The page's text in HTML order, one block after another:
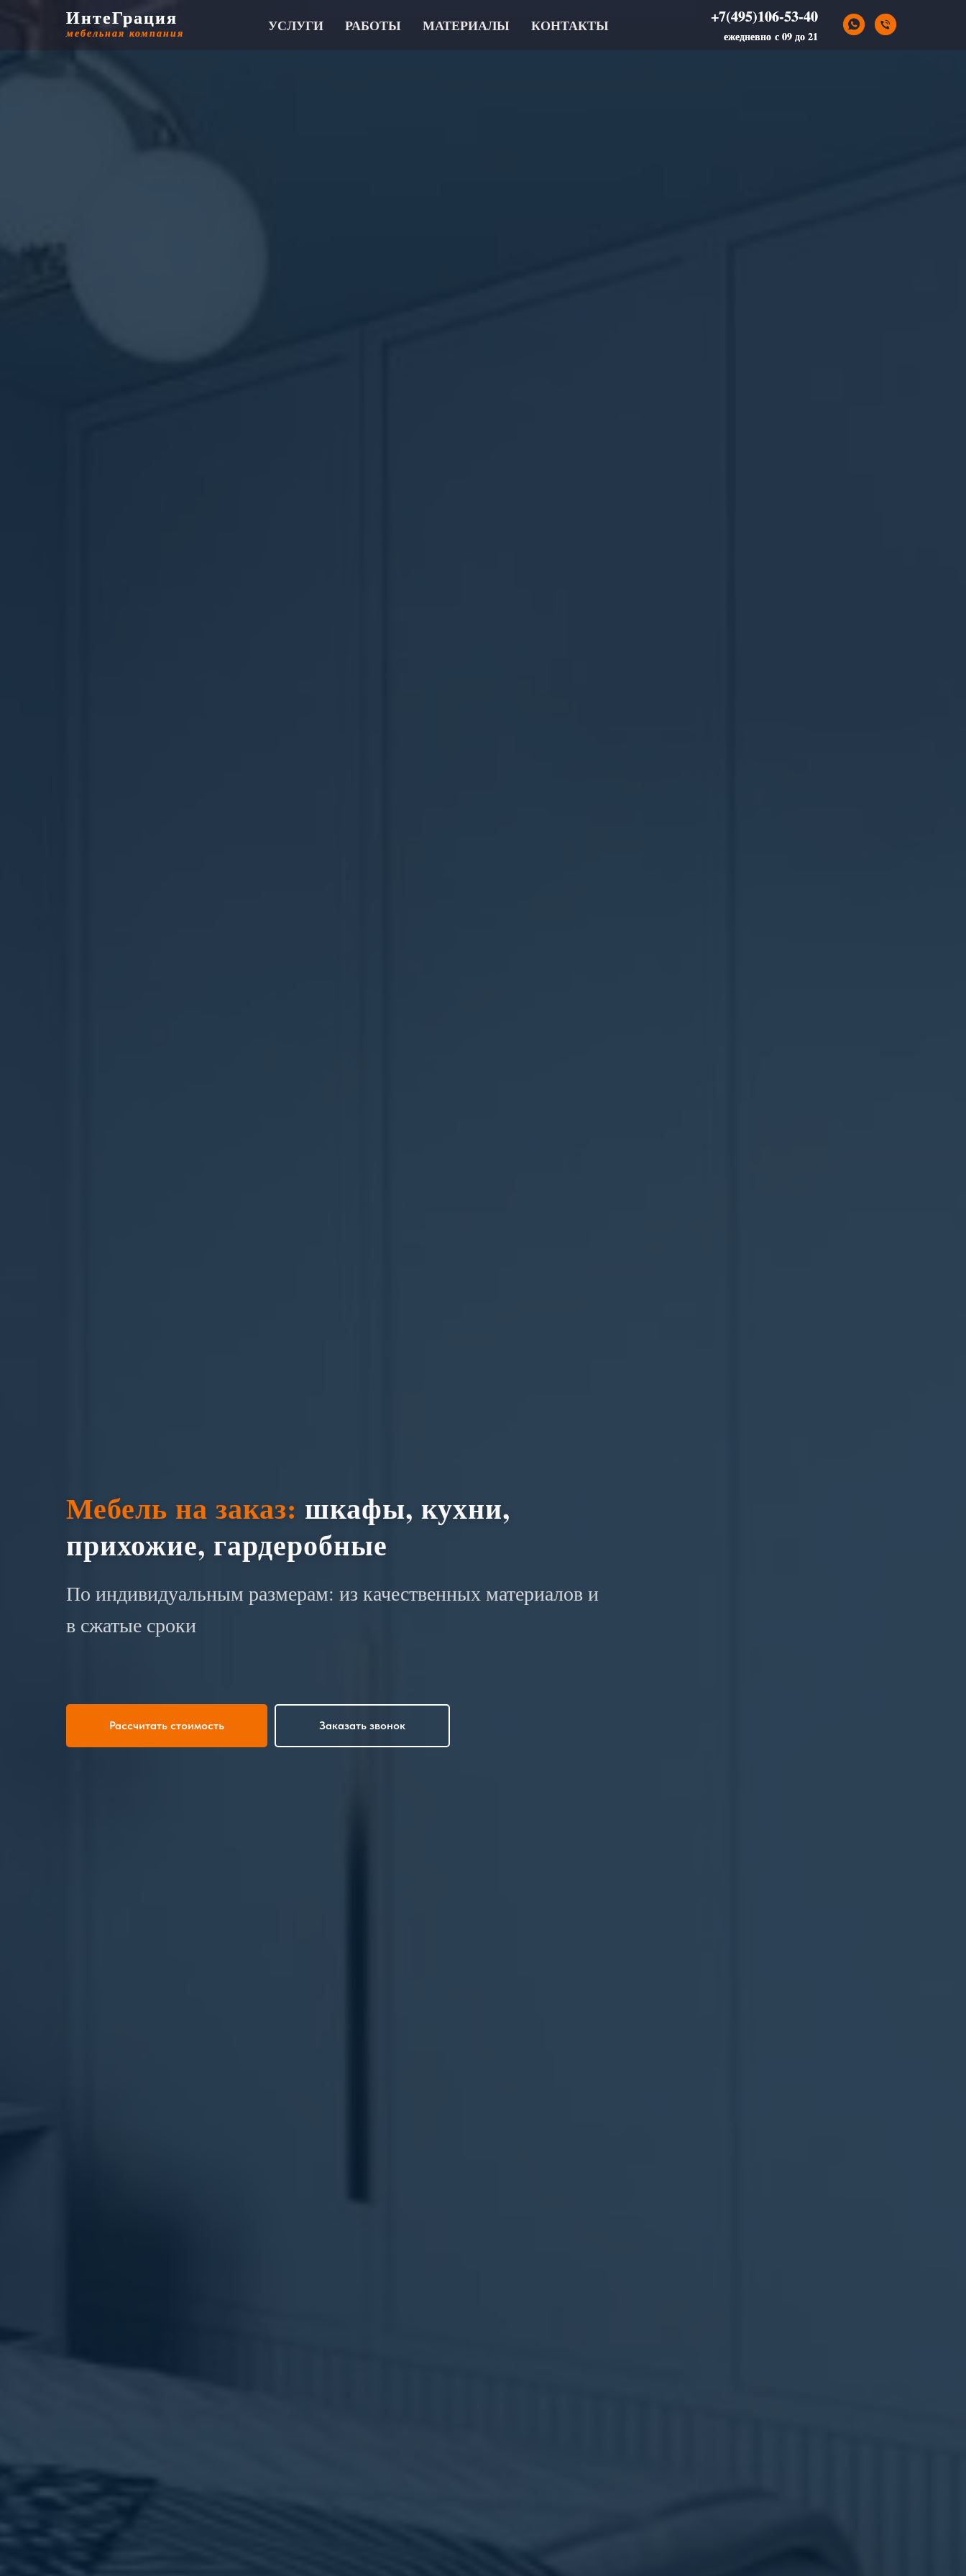
ИнтеГрация
мебельная компания УСЛУГИ РАБОТЫ МАТЕРИАЛЫ КОНТАКТЫ +7(495)106-53-40
ежедневно с 09 до 21
Мебель на заказ: шкафы, кухни,
прихожие, гардеробные
По индивидуальным размерам: из качественных материалов и
в сжатые сроки
Рассчитать стоимость Заказать звонок
ИнтеГрация
мебельная компания
+7(495)106-53-40
ежедневно с 09 до 21